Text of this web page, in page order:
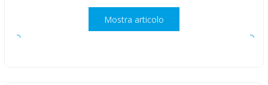
Mostra articolo